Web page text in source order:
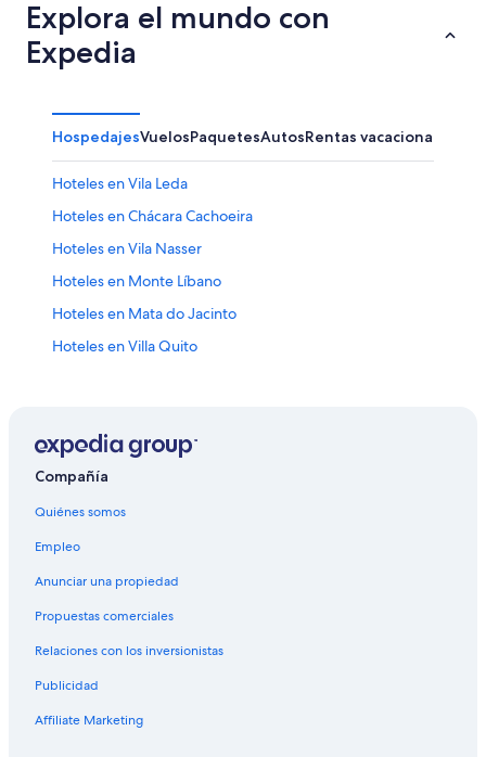
Explora el mundo con
Expedia
HospedajesVuelosPaquetesAutosRentas vacacionales
Hoteles en Vila Leda
Hoteles en Chácara Cachoeira
Hoteles en Vila Nasser
Hoteles en Monte Líbano
Hoteles en Mata do Jacinto
Hoteles en Villa Quito
Hoteles con spa en Campo Grande
Hoteles de lujo en Campo Grande
Hoteles en la playa en Campo Grande
Hoteles cerca del lago en Campo Grande
Hoteles con estacionamiento en Campo Grande
Compañía
Quiénes somos
Empleo
Anunciar una propiedad
Propuestas comerciales
Relaciones con los inversionistas
Publicidad
Affiliate Marketing